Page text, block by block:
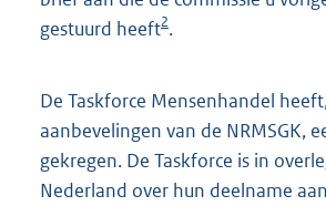
gestuurd heeft2.
De Taskforce Mensenhandel
aanbevelingen van de NRMSGK,
gekregen. De Taskforce is in
Nederland over hun deelname